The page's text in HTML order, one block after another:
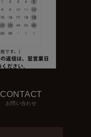
CONTACT
お問い合わせ